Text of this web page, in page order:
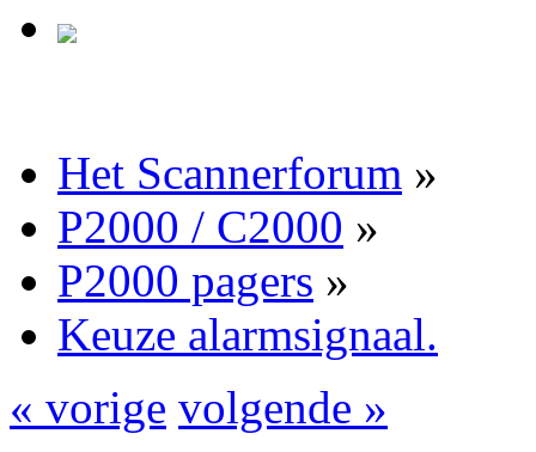
Het Scannerforum »
P2000 / C2000 »
P2000 pagers »
Keuze alarmsignaal.
« vorige volgende »